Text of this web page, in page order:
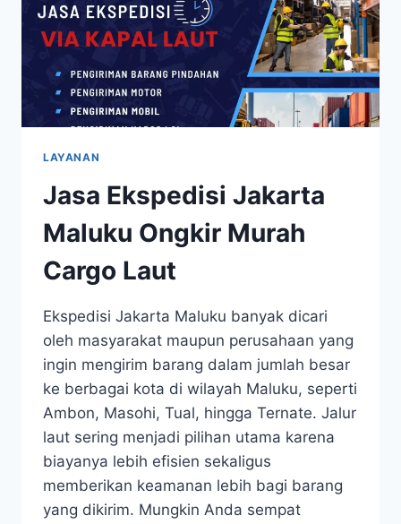
LAYANAN
Jasa Ekspedisi Jakarta
Maluku Ongkir Murah
Cargo Laut
Ekspedisi Jakarta Maluku banyak dicari
oleh masyarakat maupun perusahaan yang
ingin mengirim barang dalam jumlah besar
ke berbagai kota di wilayah Maluku, seperti
Ambon, Masohi, Tual, hingga Ternate. Jalur
laut sering menjadi pilihan utama karena
biayanya lebih efisien sekaligus
memberikan keamanan lebih bagi barang
yang dikirim. Mungkin Anda sempat